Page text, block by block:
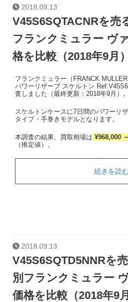
2018.09.13
V45S6SQTACNRを売
フランクミュラー ヴ
格を比較（2018年9月）
フランクミュラー（FRANCK
パワーリザーブ スケルトン
査しました（最終更新：2018年9月）。
スケルトンケースに7日間のパワーリ
タイプ・手巻きモデルとなります。
本調査の結果、買取相場は ¥968,000
（推定値）。
続きを読
2018.09.13
V45S6SQTD5NNRを
別フランクミュラー
価格を比較（2018年9月